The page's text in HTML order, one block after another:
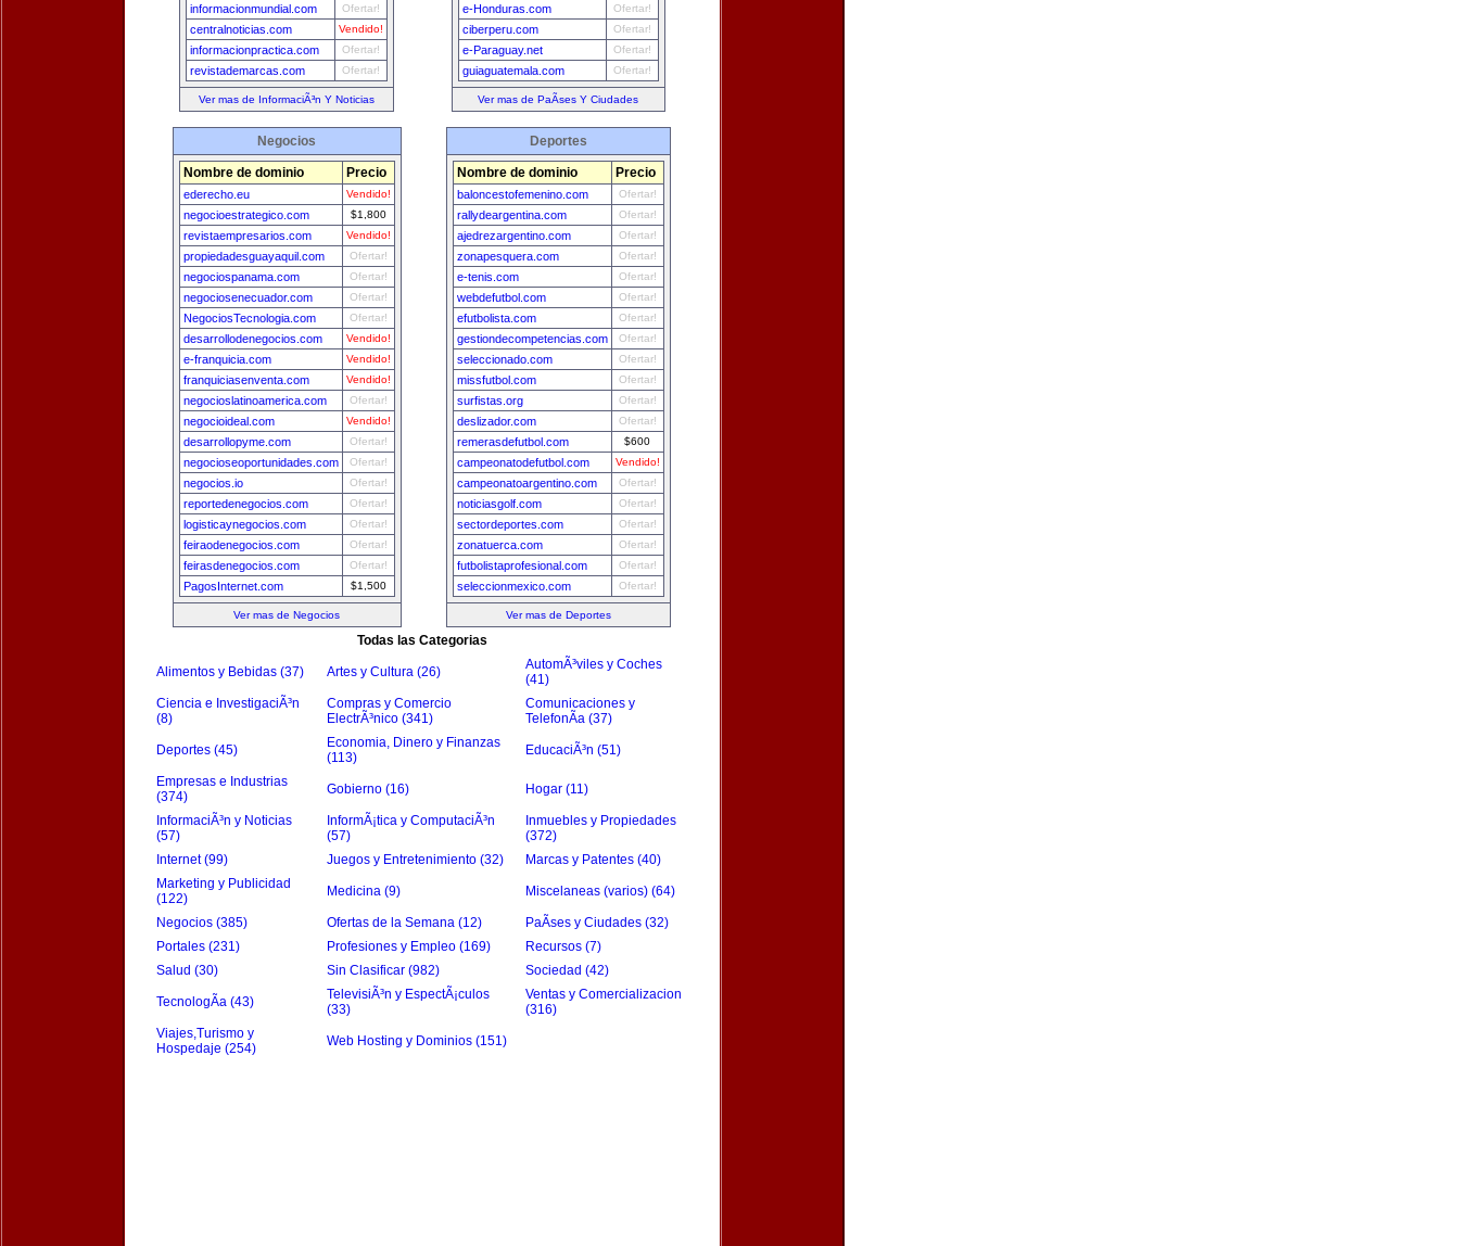
informacionmundial.com Ofertar!
centralnoticias.com Vendido!
informacionpractica.com Ofertar!
revistademarcas.com Ofertar!
Ver mas de InformaciÃ³n Y Noticias
e-Honduras.com Ofertar!
ciberperu.com Ofertar!
e-Paraguay.net Ofertar!
guiaguatemala.com Ofertar!
Ver mas de PaÃ­ses Y Ciudades
Negocios
Nombre de dominio Precio
ederecho.eu Vendido!
negocioestrategico.com $1,800
revistaempresarios.com Vendido!
propiedadesguayaquil.com Ofertar!
negociospanama.com Ofertar!
negociosenecuador.com Ofertar!
NegociosTecnologia.com Ofertar!
desarrollodenegocios.com Vendido!
e-franquicia.com Vendido!
franquiciasenventa.com Vendido!
negocioslatinoamerica.com Ofertar!
negocioideal.com Vendido!
desarrollopyme.com Ofertar!
negocioseoportunidades.com Ofertar!
negocios.io Ofertar!
reportedenegocios.com Ofertar!
logisticaynegocios.com Ofertar!
feiraodenegocios.com Ofertar!
feirasdenegocios.com Ofertar!
PagosInternet.com $1,500
Ver mas de Negocios
Deportes
Nombre de dominio Precio
baloncestofemenino.com Ofertar!
rallydeargentina.com Ofertar!
ajedrezargentino.com Ofertar!
zonapesquera.com Ofertar!
e-tenis.com Ofertar!
webdefutbol.com Ofertar!
efutbolista.com Ofertar!
gestiondecompetencias.com Ofertar!
seleccionado.com Ofertar!
missfutbol.com Ofertar!
surfistas.org Ofertar!
deslizador.com Ofertar!
remerasdefutbol.com $600
campeonatodefutbol.com Vendido!
campeonatoargentino.com Ofertar!
noticiasgolf.com Ofertar!
sectordeportes.com Ofertar!
zonatuerca.com Ofertar!
futbolistaprofesional.com Ofertar!
seleccionmexico.com Ofertar!
Ver mas de Deportes
Todas las Categorias
Alimentos y Bebidas (37) Artes y Cultura (26)
AutomÃ³viles y Coches
(41)
Ciencia e InvestigaciÃ³n
(8)
Compras y Comercio
ElectrÃ³nico (341)
Comunicaciones y
TelefonÃ­a (37)
Deportes (45)
Economia, Dinero y Finanzas
(113)
EducaciÃ³n (51)
Empresas e Industrias
(374)
Gobierno (16) Hogar (11)
InformaciÃ³n y Noticias
(57)
InformÃ¡tica y ComputaciÃ³n
(57)
Inmuebles y Propiedades
(372)
Internet (99)
Juegos y Entretenimiento (32)
Marcas y Patentes (40)
Marketing y Publicidad
(122)
Medicina (9) Miscelaneas (varios) (64)
Negocios (385) Ofertas de la Semana (12)
PaÃ­ses y Ciudades (32)
Portales (231)
Profesiones y Empleo (169)
Recursos (7)
Salud (30)
Sin Clasificar (982) Sociedad (42)
TecnologÃ­a (43)
TelevisiÃ³n y EspectÃ¡culos
(33)
Ventas y Comercializacion
(316)
Viajes,Turismo y
Hospedaje (254)
Web Hosting y Dominios (151)